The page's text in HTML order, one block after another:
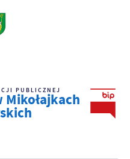
PUBLICZNEJ
Mikołajkach